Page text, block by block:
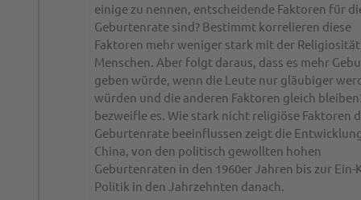
einige zu nennen, entscheidende Faktoren für
Geburtenrate sind? Bestimmt korrelieren diese
Faktoren mehr weniger stark mit der
Menschen. Aber folgt daraus, dass es mehr
geben würde, wenn die Leute nur gläubiger
würden und die anderen Faktoren gleich
bezweifle es. Wie stark nicht religiöse Faktoren
Geburtenrate beeinflussen zeigt die
China, von den politisch gewollten hohen
Geburtenraten in den 1960er Jahren bis zur Ein-
Politik in den Jahrzehnten danach.